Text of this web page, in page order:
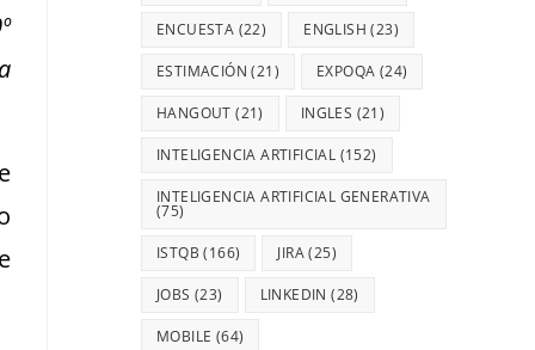
ENCUESTA (22) ENGLISH (23)
ESTIMACIÓN (21) EXPOQA (24)
HANGOUT (21) INGLES (21)
INTELIGENCIA ARTIFICIAL (152)
INTELIGENCIA ARTIFICIAL GENERATIVA
(75)
ISTQB (166) JIRA(25)
JOBS (23) LINKEDIN (28)
MOBILE (64)